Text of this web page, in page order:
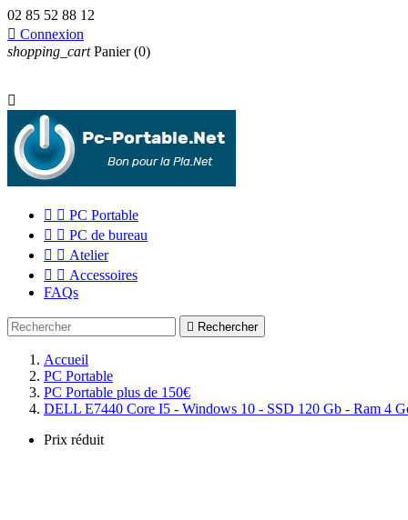
02 85 52 88 12
 Connexion
shopping_cart Panier (0)

  PC Portable
  PC de bureau
  Atelier
  Accessoires
FAQs
 Rechercher
Accueil
PC Portable
PC Portable plus de 150€
DELL E7440 Core I5 - Windows 10 - SSD 120 Gb - Ram 4
Prix réduit